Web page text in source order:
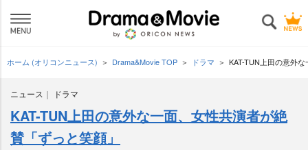
ホーム (オリコンニュース) Drama&Movie TOP ドラマ KAT-TUN上田の意外
ニュース ドラマ
KAT-TUN上田の意外な一面、女性共演者が絶
賛「ずっと笑顔」